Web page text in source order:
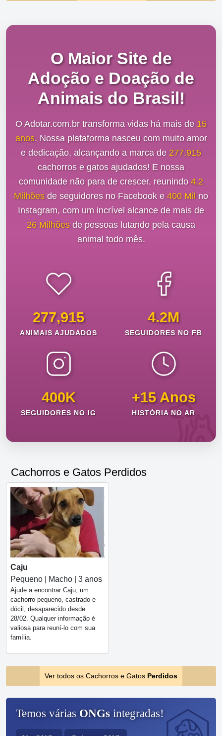
O Maior Site de
Adoção e Doação de
Animais do Brasil!
O Adotar.com.br transforma vidas há mais de 15
anos. Nossa plataforma nasceu com muito amor
e dedicação, alcançando a marca de 277,915
cachorros e gatos ajudados! E nossa
comunidade não para de crescer, reunindo 4.2
Milhõesde seguidores no Facebook e 400 Mil no
Instagram, com um incrível alcance de mais de
26 Milhõesde pessoas lutando pela causa
animal todo mês.
277,915
ANIMAIS AJUDADOS
4.2M
SEGUIDORES NO FB
400K
SEGUIDORES NO IG
+15 Anos
HISTÓRIA NO AR
Cachorros e Gatos Perdidos
Caju
Pequeno | Macho | 3 anos
Ajude a encontrar Caju, um
cachorro pequeno, castrado e
dócil, desaparecido desde
28/02. Qualquer informação é
valiosa para reuní-lo com sua
família.
Ver todos os Cachorros e Gatos Perdidos
Temos várias ONGs integradas!